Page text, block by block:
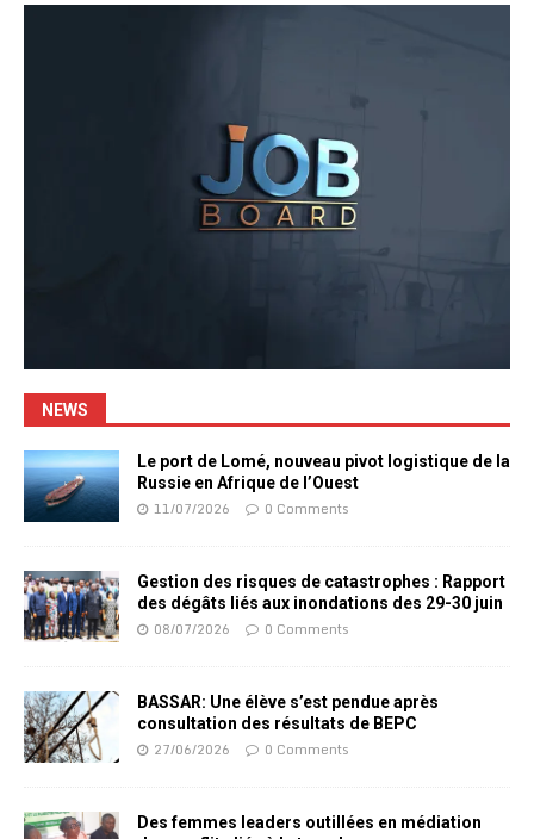
NEWS
Le port de Lomé, nouveau pivot logistique de la
Russie en Afrique de l’Ouest
11/07/2026 0 Comments
Gestion des risques de catastrophes : Rapport
des dégâts liés aux inondations des 29-30 juin
08/07/2026 0 Comments
BASSAR: Une élève s’est pendue après
consultation des résultats de BEPC
27/06/2026 0 Comments
Des femmes leaders outillées en médiation